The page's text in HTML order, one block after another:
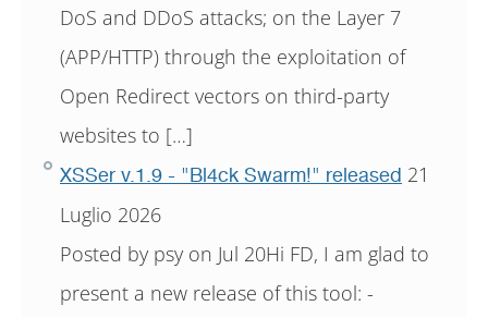
DoS and DDoS attacks; on the Layer 7
(APP/HTTP) through the exploitation of
Open Redirect vectors on third-party
websites to […]
XSSer v.1.9 - "Bl4ck Swarm!" released 21
Luglio 2026
Posted by psy on Jul 20Hi FD, I am glad to
present a new release of this tool: -